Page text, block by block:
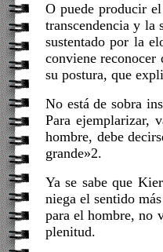
O puede producir
transcendencia y la
sustentado por la
conviene
su postura, que
No está de sobra
Para ejemplarizar,
hombre, debe
grande»2.
Ya se sabe que
niega el sentido
para el hombre, no
plenitud.